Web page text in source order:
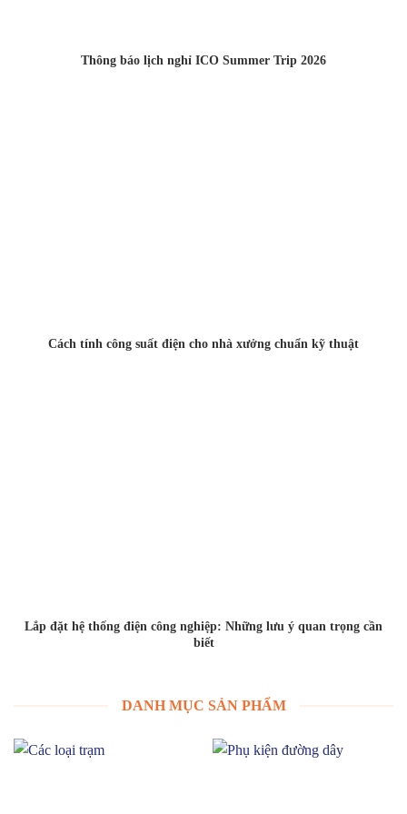
Thông báo lịch nghỉ ICO Summer Trip 2026
Cách tính công suất điện cho nhà xưởng chuẩn kỹ thuật
Lắp đặt hệ thống điện công nghiệp: Những lưu ý quan trọng cần
biết
DANH MỤC SẢN PHẨM